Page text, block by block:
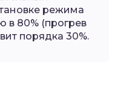
режима
в 80% (прогрев
порядка 30%.